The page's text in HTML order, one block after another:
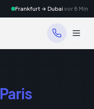
Frankfurt → Dubai vor 8 Min
Paris